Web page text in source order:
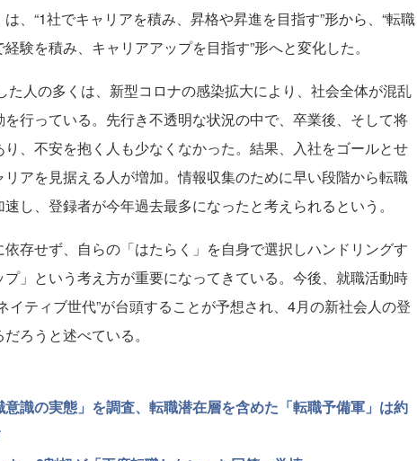
、“1社でキャリアを積み、昇格や昇進を目指す”形から、“転職
験を積み、キャリアアップを目指す”形へと変化した。
人の多くは、新型コロナの感染拡大により、社会全体が混乱
行っている。先行き不透明な状況の中で、卒業後、そして将
、不安を抱く人も少なくなかった。結果、入社をゴールとせ
アを見据える人が増加。情報収集のために早い段階から転職
し、登録者が今年過去最多になったと考えられるという。
存せず、自らの「はたらく」を自身で選択しハンドリングす
」という考え方が重要になってきている。今後、就職活動時
イティブ世代”が台頭することが予想され、4月の新社会人の登
ろうと述べている。
意識の実態」を調査、転職潜在層を含めた「転職予備軍」は約